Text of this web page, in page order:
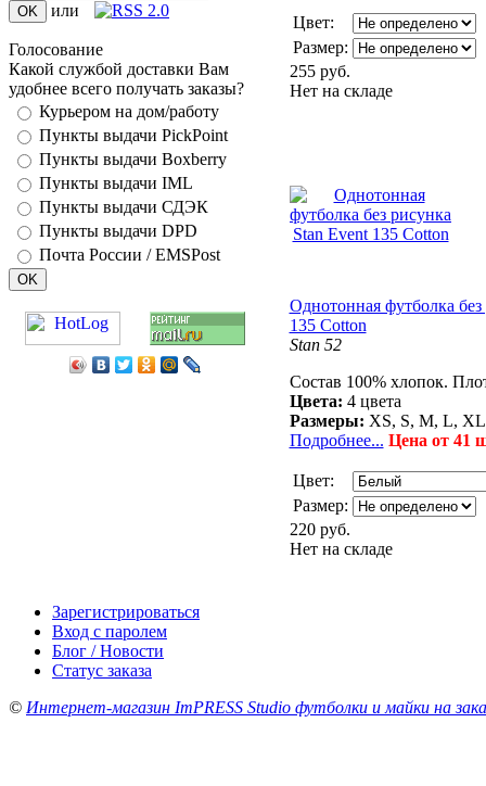
или
Голосование
Какой службой доставки Вам
удобнее всего получать заказы?
Курьером на дом/работу
Пункты выдачи PickPoint
Пункты выдачи Boxberry
Пункты выдачи IML
Пункты выдачи СДЭК
Пункты выдачи DPD
Почта России / EMSPost
Цвет:
Размер:
255 руб.
Нет на складе
Однотонная футболка
135 Cotton
Stan 52
Состав 100% хлопок.
Цвета: 4 цвета
Размеры: XS, S, M, L,
Подробнее... Цена от 41
Цвет:
Размер:
220 руб.
Нет на складе
Зарегистрироваться
Вход с паролем
Блог / Новости
Статус заказа
© Интернет-магазин ImPRESS Studio футболки и майки на